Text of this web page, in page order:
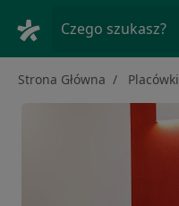
Czego szukasz?
Strona Główna Placówki